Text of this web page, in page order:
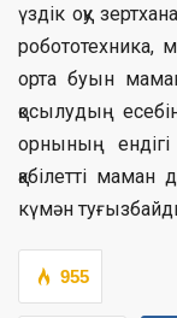
үздік оқу
робототехника,
орта буын
қосылудың
орнының
қабілетті маман
күмән
955